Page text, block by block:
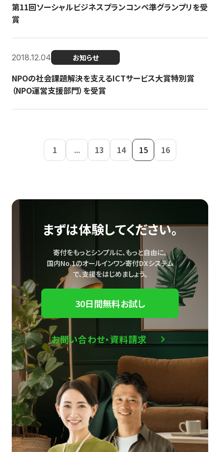
第11回ソーシャルビジネスプランコンペ準グランプリを受
賞
2018.12.04 お知らせ
NPOの社会課題解決を支えるICTサービス大賞特別賞
（NPO運営支援部門）を受賞
1 ... 13 14 15 16
まずは体験してください。
寄付をもっとシンプルに、もっと自由に。
国内No.1のオールインワン寄付DXシステム
で、支援をはじめましょう。
30日間無料お試し
お問い合わせ・資料請求